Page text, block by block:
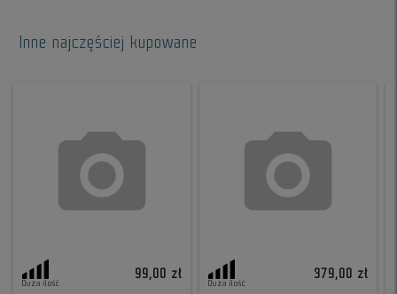
Inne najczęściej kupowane
Duża ilość
99,00 zł
Duża ilość
379,00 zł